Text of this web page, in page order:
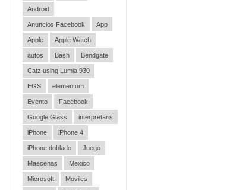
Android
Anuncios Facebook App
Apple Apple Watch
autos Bash Bendgate
Catz using Lumia 930
EGS elementum
Evento Facebook
Google Glass interpretaris
iPhone iPhone 4
iPhone doblado Juego
Maecenas Mexico
Microsoft Moviles